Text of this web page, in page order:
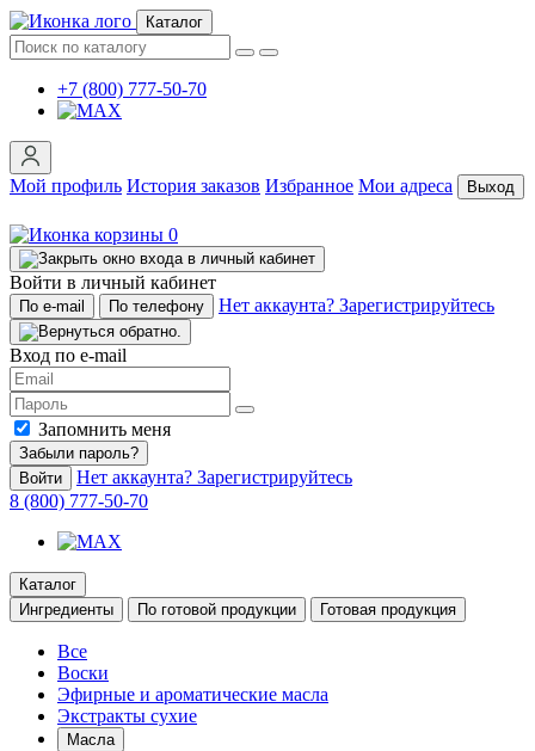
Каталог
+7 (800) 777-50-70
Мой профиль История заказов Избранное Мои адреса Выход
0
Войти в личный кабинет
По e-mail По телефону Нет аккаунта? Зарегистрируйтесь
Вход по e-mail
Запомнить меня
Забыли пароль?
Войти
Нет аккаунта? Зарегистрируйтесь
8 (800) 777-50-70
Каталог
Ингредиенты
По готовой продукции Готовая продукция
Все
Воски
Эфирные и ароматические масла
Экстракты сухие
Масла